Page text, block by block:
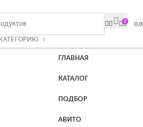
0
ГЛАВНАЯ
КАТАЛОГ
ПОДБОР
АВИТО
покупке магнитолы Плюс или
СЮДА